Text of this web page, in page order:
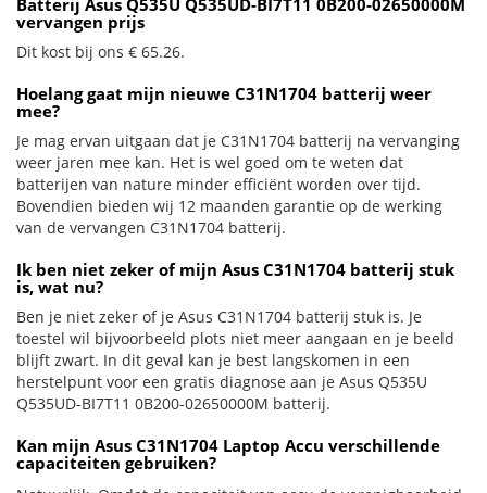
Batterij Asus Q535U Q535UD-BI7T11 0B200-02650000M
vervangen prijs
Dit kost bij ons € 65.26.
Hoelang gaat mijn nieuwe C31N1704 batterij weer
mee?
Je mag ervan uitgaan dat je C31N1704 batterij na vervanging
weer jaren mee kan. Het is wel goed om te weten dat
batterijen van nature minder efficiënt worden over tijd.
Bovendien bieden wij 12 maanden garantie op de werking
van de vervangen C31N1704 batterij.
Ik ben niet zeker of mijn Asus C31N1704 batterij stuk
is, wat nu?
Ben je niet zeker of je Asus C31N1704 batterij stuk is. Je
toestel wil bijvoorbeeld plots niet meer aangaan en je beeld
blijft zwart. In dit geval kan je best langskomen in een
herstelpunt voor een gratis diagnose aan je Asus Q535U
Q535UD-BI7T11 0B200-02650000M batterij.
Kan mijn Asus C31N1704 Laptop Accu verschillende
capaciteiten gebruiken?